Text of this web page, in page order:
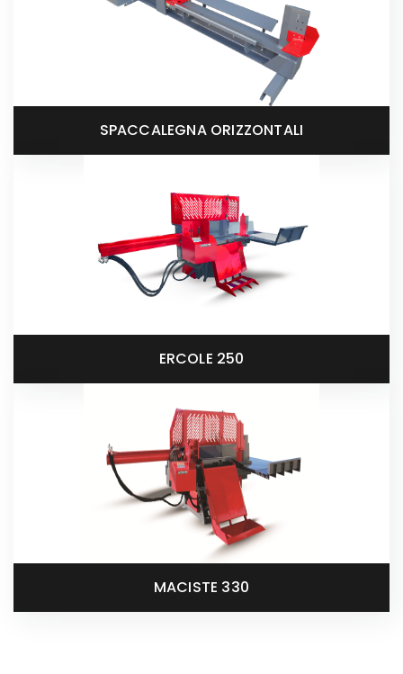
SPACCALEGNA ORIZZONTALI
ERCOLE 250
MACISTE 330